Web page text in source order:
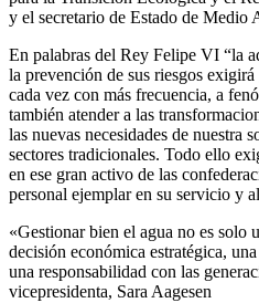
y el secretario de Estado de Medio
En palabras del Rey Felipe VI “la
la prevención de sus riesgos
cada vez con más frecuencia, a
también atender a las
las nuevas necesidades de nuestra
sectores tradicionales. Todo ello
en ese gran activo de las
personal ejemplar en su servicio y
«Gestionar bien el agua no es solo
decisión económica estratégica,
una responsabilidad con las
vicepresidenta, Sara Aagesen